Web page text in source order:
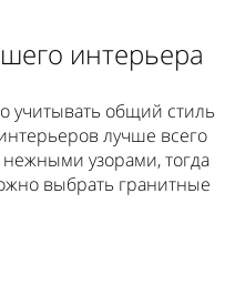
интерьера
учитывать общий стиль
лучше всего
узорами, тогда
выбрать гранитные